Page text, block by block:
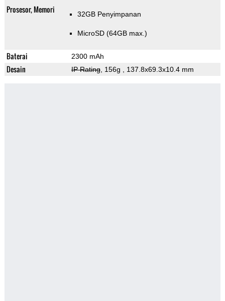
Prosesor, Memori 32GB Penyimpanan
MicroSD (64GB max.)
Baterai 2300 mAh
Desain IP Rating, 156g , 137.8x69.3x10.4 mm